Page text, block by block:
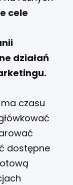
cele
działań
czasu
dostępne